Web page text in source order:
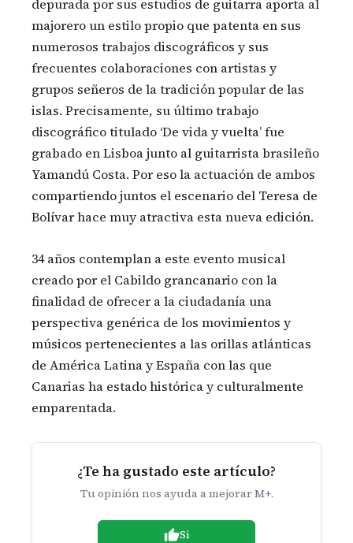
depurada por sus estudios de guitarra aporta al
majorero un estilo propio que patenta en sus
numerosos trabajos discográficos y sus
frecuentes colaboraciones con artistas y
grupos señeros de la tradición popular de las
islas. Precisamente, su último trabajo
discográfico titulado ‘De vida y vuelta’ fue
grabado en Lisboa junto al guitarrista brasileño
Yamandú Costa. Por eso la actuación de ambos
compartiendo juntos el escenario del Teresa de
Bolívar hace muy atractiva esta nueva edición.
34 años contemplan a este evento musical
creado por el Cabildo grancanario con la
finalidad de ofrecer a la ciudadanía una
perspectiva genérica de los movimientos y
músicos pertenecientes a las orillas atlánticas
de América Latina y España con las que
Canarias ha estado histórica y culturalmente
emparentada.
¿Te ha gustado este artículo?
Tu opinión nos ayuda a mejorar M+.
Si